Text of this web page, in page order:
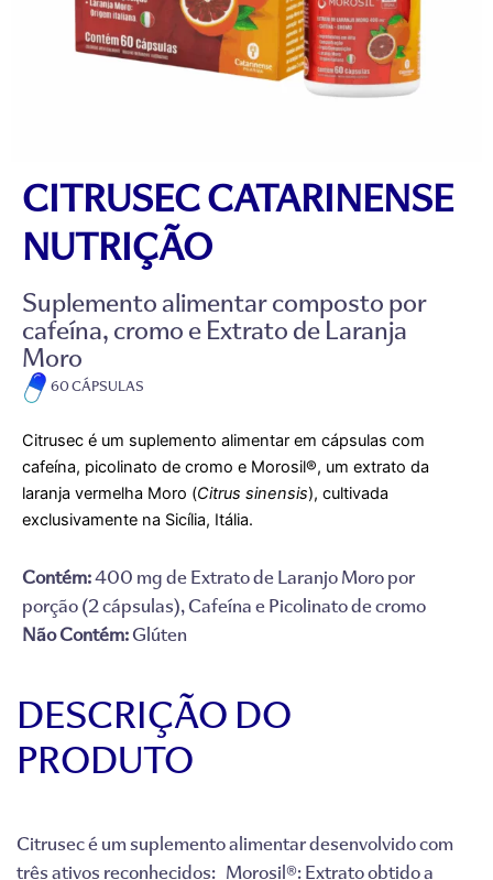
CITRUSEC CATARINENSE
NUTRIÇÃO
Suplemento alimentar composto por
cafeína, cromo e Extrato de Laranja
Moro
60 CÁPSULAS
Citrusec é um suplemento alimentar em cápsulas com
cafeína, picolinato de cromo e Morosil®, um extrato da
laranja vermelha Moro (Citrus sinensis), cultivada
exclusivamente na Sicília, Itália.
Contém:400 mg de Extrato de Laranjo Moro por
porção (2 cápsulas), Cafeína e Picolinato de cromo
Não Contém:Glúten
DESCRIÇÃO DO
PRODUTO
Citrusec é um suplemento alimentar desenvolvido com
três ativos reconhecidos: Morosil®: Extrato obtido a